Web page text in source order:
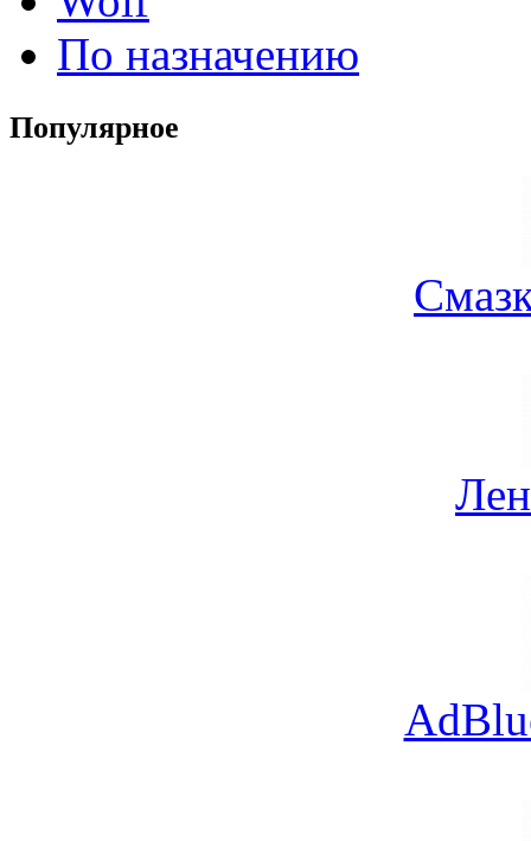
По назначению
Популярное